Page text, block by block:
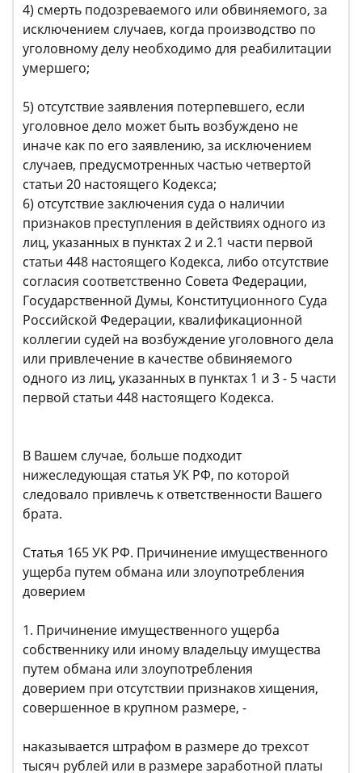
4) смерть подозреваемого или обвиняемого, за
исключением случаев, когда производство по
уголовному делу необходимо для реабилитации
умершего;
5) отсутствие заявления потерпевшего, если
уголовное дело может быть возбуждено не
иначе как по его заявлению, за исключением
случаев, предусмотренных частью четвертой
статьи 20 настоящего Кодекса;
6) отсутствие заключения суда о наличии
признаков преступления в действиях одного из
лиц, указанных в пунктах 2 и 2.1 части первой
статьи 448 настоящего Кодекса, либо отсутствие
согласия соответственно Совета Федерации,
Государственной Думы, Конституционного Суда
Российской Федерации, квалификационной
коллегии судей на возбуждение уголовного дела
или привлечение в качестве обвиняемого
одного из лиц, указанных в пунктах 1 и 3 - 5 части
первой статьи 448 настоящего Кодекса.
В Вашем случае, больше подходит
нижеследующая статья УК РФ, по которой
следовало привлечь к ответственности Вашего
брата.
Статья 165 УК РФ. Причинение имущественного
ущерба путем обмана или злоупотребления
доверием
1. Причинение имущественного ущерба
собственнику или иному владельцу имущества
путем обмана или злоупотребления
доверием при отсутствии признаков хищения,
совершенное в крупном размере, -
наказывается штрафом в размере до трехсот
тысяч рублей или в размере заработной платы